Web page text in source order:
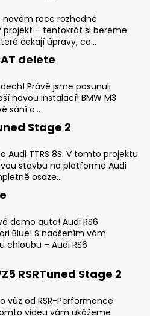
novém roce rozhodně
projekt – tentokrát si bereme
čekají úpravy, co...
delete
Právě jsme posunuli
novou instalací! BMW M3
sání o...
Stage 2
TTRS 8S. V tomto projektu
stavbu na platformě Audi
osaze...
demo auto! Audi RS6
Blue! S nadšením vám
chloubu – Audi RS6
RSRTuned Stage 2
vůz od RSR-Performance:
videu vám ukážeme